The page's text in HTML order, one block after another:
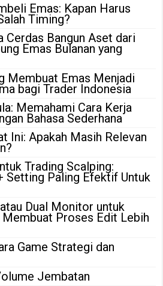
Emas: Kapan Harus
Timing?
Cerdas Bangun Aset dari
Emas Bulanan yang
Membuat Emas Menjadi
bagi Trader Indonesia
Memahami Cara Kerja
Bahasa Sederhana
Ini: Apakah Masih Relevan
Trading Scalping:
Setting Paling Efektif Untuk
Dual Monitor untuk
Membuat Proses Edit Lebih
Game Strategi dan
Jembatan